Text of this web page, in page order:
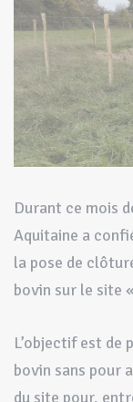
Durant ce mois
Aquitaine a
la pose de
bovin sur le site
L’objectif est de
bovin sans pour
du site pour,